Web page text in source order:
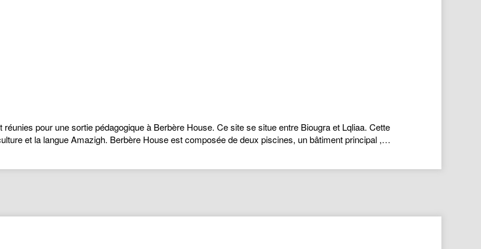
pour une sortie pédagogique à Berbère House. Ce site se situe entre Biougra et Lqliaa. Cette
et la langue Amazigh. Berbère House est composée de deux piscines, un bâtiment principal ,…